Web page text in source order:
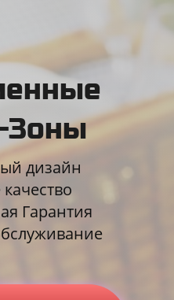
Зоны
дизайн
Гарантия